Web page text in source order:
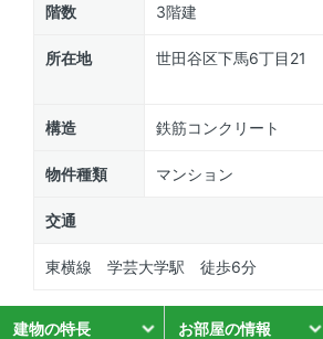
階数 3階建
所在地
世田谷区下馬6丁目21
構造 鉄筋コンクリート
物件種類 マンション
交通
東横線 学芸大学駅 徒歩6分
建物の特長 お部屋の情報